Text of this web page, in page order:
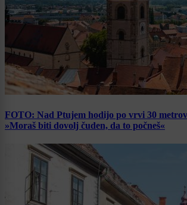
FOTO: Nad Ptujem hodijo po vrvi 30
»Moraš biti dovolj čuden, da to počneš«